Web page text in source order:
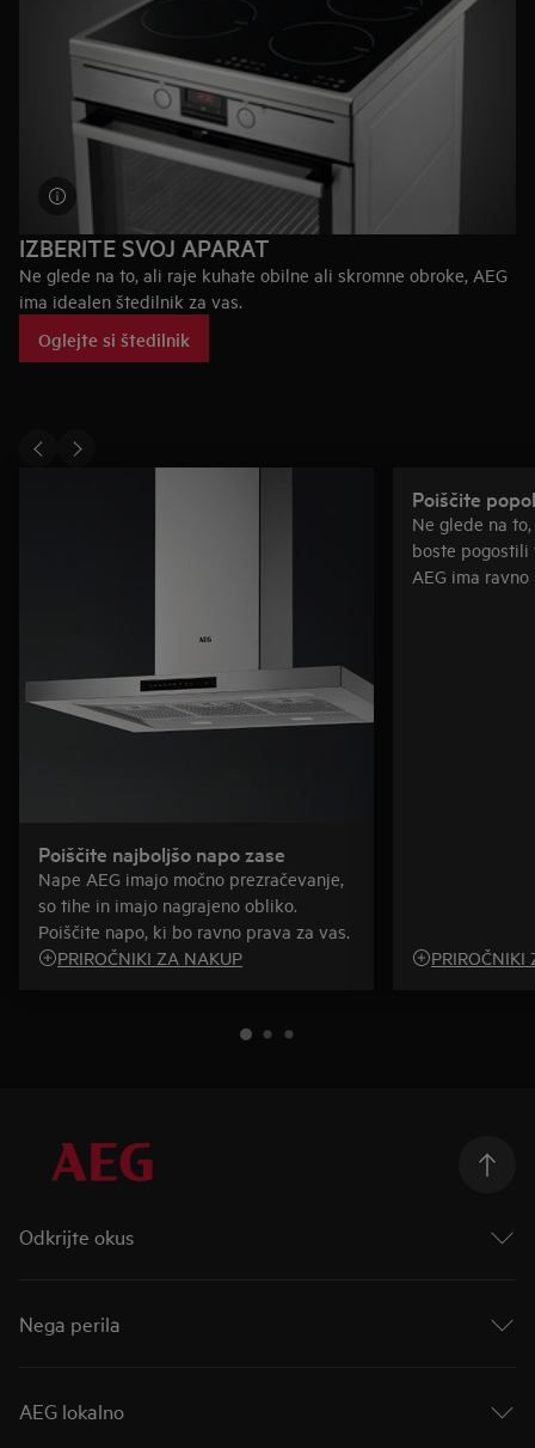
IZBERITE SVOJ APARAT
Ne glede na to, ali raje kuhate obilne ali skromne obroke, AEG
ima idealen štedilnik za vas.
Oglejte si štedilnik
Poiščite najboljšo napo zase
Nape AEG imajo močno prezračevanje,
so tihe in imajo nagrajeno obliko.
Poiščite napo, ki bo ravno prava za vas.
PRIROČNIKI ZA NAKUP
Poiščite
Ne glede na
boste
AEG ima
PRIROČNIKI
Odkrijte okus
Odpeljite okus dlje
Linija Mastery
Hlajenje
Nega perila
Nova linija za nego perila
Care More
AEG lokalno